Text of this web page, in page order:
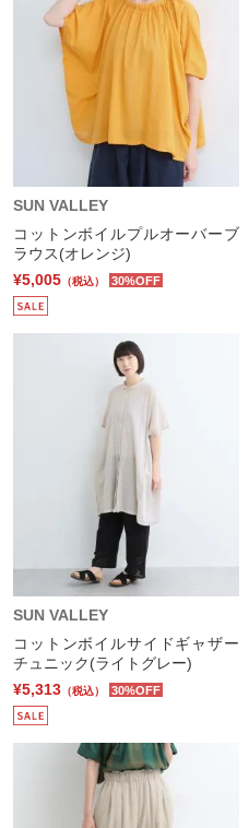
SUN VALLEY
コットンボイルプルオーバーブ
ラウス(オレンジ)
¥5,005 （税込） 30%OFF
SUN VALLEY
コットンボイルサイドギャザー
チュニック(ライトグレー)
¥5,313 （税込） 30%OFF